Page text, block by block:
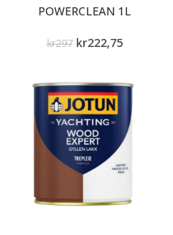
POWERCLEAN 1L
kr297 kr222,75